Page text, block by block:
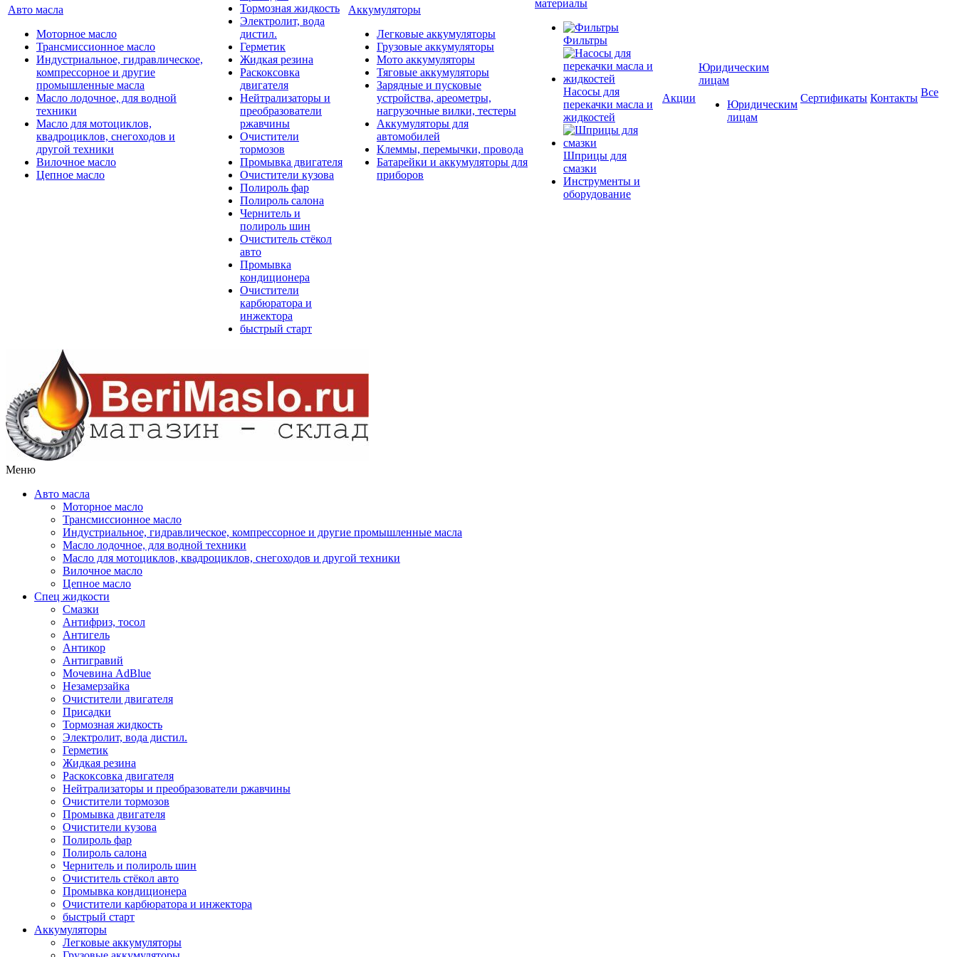
Авто масла
Моторное масло
Трансмиссионное масло
Индустриальное, гидравлическое,
компрессорное и другие
промышленные масла
Масло лодочное, для водной
техники
Масло для мотоциклов,
квадроциклов, снегоходов и
другой техники
Вилочное масло
Цепное масло
Тормозная жидкость
Электролит, вода
дистил.
Герметик
Жидкая резина
Раскоксовка
двигателя
Нейтрализаторы и
преобразователи
ржавчины
Очистители
тормозов
Промывка двигателя
Очистители кузова
Полироль фар
Полироль салона
Чернитель и
полироль шин
Очиститель стёкол
авто
Промывка
кондиционера
Очистители
карбюратора и
инжектора
быстрый старт
Аккумуляторы
Легковые аккумуляторы
Грузовые аккумуляторы
Мото аккумуляторы
Тяговые аккумуляторы
Зарядные и пусковые
устройства, ареометры,
нагрузочные вилки, тестеры
Аккумуляторы для
автомобилей
Клеммы, перемычки, провода
Батарейки и аккумуляторы для
приборов
материалы
Фильтры
Насосы для
перекачки масла и
жидкостей
Шприцы для
смазки
Инструменты и
оборудование
Акции
Юридическим
лицам
Юридическим
лицам
Сертификаты Контакты Все
Меню
Авто масла
Моторное масло
Трансмиссионное масло
Индустриальное, гидравлическое, компрессорное и другие промышленные масла
Масло лодочное, для водной техники
Масло для мотоциклов, квадроциклов, снегоходов и другой техники
Вилочное масло
Цепное масло
Спец жидкости
Смазки
Антифриз, тосол
Антигель
Антикор
Антигравий
Мочевина AdBlue
Незамерзайка
Очистители двигателя
Присадки
Тормозная жидкость
Электролит, вода дистил.
Герметик
Жидкая резина
Раскоксовка двигателя
Нейтрализаторы и преобразователи ржавчины
Очистители тормозов
Промывка двигателя
Очистители кузова
Полироль фар
Полироль салона
Чернитель и полироль шин
Очиститель стёкол авто
Промывка кондиционера
Очистители карбюратора и инжектора
быстрый старт
Аккумуляторы
Легковые аккумуляторы